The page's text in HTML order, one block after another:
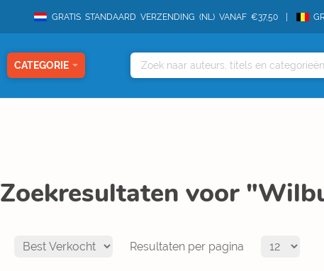
GRATIS STANDAARD VERZENDING (NL) VANAF €37,50
CATEGORIE
Zoekresultaten voor
Resultaten per pagina